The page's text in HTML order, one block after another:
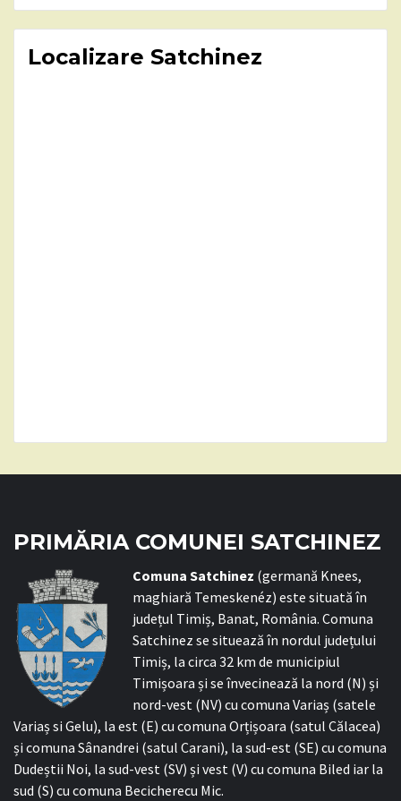
Localizare Satchinez
PRIMĂRIA COMUNEI SATCHINEZ
Comuna Satchinez (germană Knees,
maghiară Temeskenéz) este situată în
județul Timiș, Banat, România. Comuna
Satchinez se situează în nordul județului
Timiș, la circa 32 km de municipiul
Timișoara și se învecinează la nord (N) și
nord-vest (NV) cu comuna Variaș (satele
Variaș si Gelu), la est (E) cu comuna Orțișoara (satul Călacea)
și comuna Sânandrei (satul Carani), la sud-est (SE) cu comuna
Dudeștii Noi, la sud-vest (SV) și vest (V) cu comuna Biled iar la
sud (S) cu comuna Becicherecu Mic.